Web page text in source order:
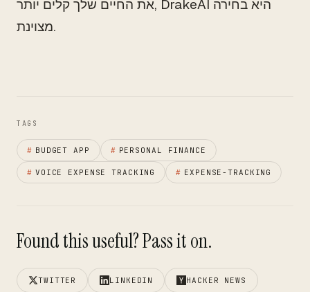
את החיים שלך קלים יותר, DrakeAI היא בחירה
מצוינת.
TAGS
# BUDGET APP # PERSONAL FINANCE
# VOICE EXPENSE TRACKING # EXPENSE-TRACKING
Found this useful? Pass it on.
TWITTER LINKEDIN HACKER NEWS